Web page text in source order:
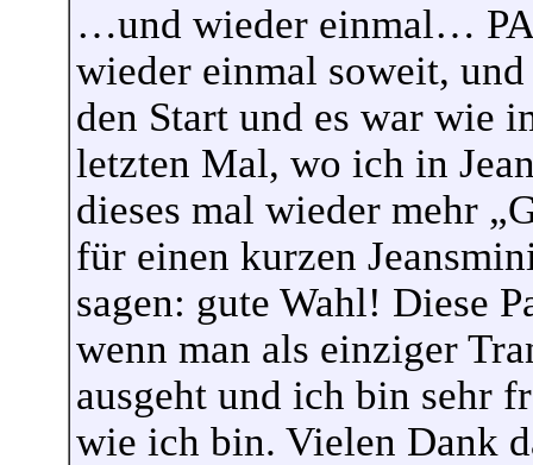
…und wieder einmal…
wieder einmal soweit,
den Start und es war wie
letzten Mal, wo ich in
dieses mal wieder mehr
für einen kurzen
sagen: gute Wahl! Diese
wenn man als einziger
ausgeht und ich bin sehr
wie ich bin. Vielen Dank